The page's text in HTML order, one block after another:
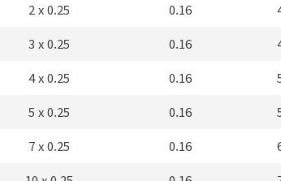
2 x 0.25 0.16
3 x 0.25 0.16
4 x 0.25 0.16
5 x 0.25 0.16
7 x 0.25 0.16